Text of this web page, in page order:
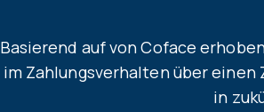
Basierend auf von Coface
im Zahlungsverhalten über
in